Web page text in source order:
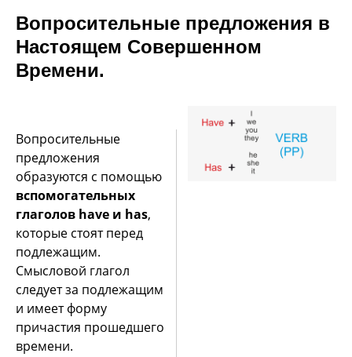
Вопросительные предложения в
Настоящем Совершенном
Времени.
Вопросительные
предложения
образуются с помощью
вспомогательных
глаголов have и has,
которые стоят перед
подлежащим.
Смысловой глагол
следует за подлежащим
и имеет форму
причастия прошедшего
времени.